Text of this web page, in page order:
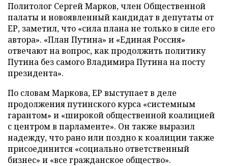
Политолог Сергей Марков, член Общественной
палаты и новоявленный кандидат в депутаты от
ЕР, заметил, что «сила плана не только в силе его
автора». «План Путина» и «Единая Россия»
отвечают на вопрос, как продолжить политику
Путина без самого Владимира Путина на посту
президента».
По словам Маркова, ЕР выступает в деле
продолжения путинского курса «системным
гарантом» и «широкой общественной коалицией
с центром в парламенте». Он также выразил
надежду, что рано или поздно к коалиции также
присоединится «социально ответственный
бизнес» и «все гражданское общество».